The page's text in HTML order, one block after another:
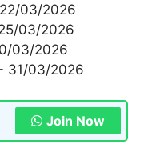
03/2026
03/2026
03/2026
31/03/2026
Join Now